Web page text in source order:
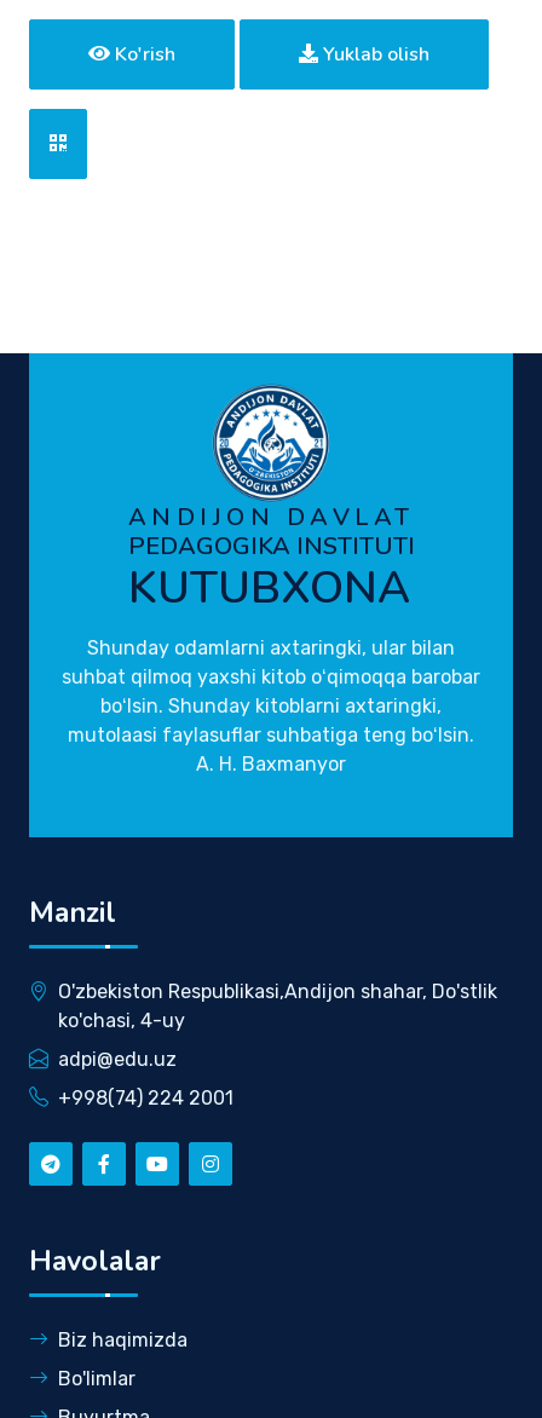
Ko'rish Yuklab olish
ANDIJON DAVLAT
PEDAGOGIKA INSTITUTI
KUTUBXONA
Shunday odamlarni axtaringki, ular bilan
suhbat qilmoq yaxshi kitob oʻqimoqqa barobar
boʻlsin. Shunday kitoblarni axtaringki,
mutolaasi faylasuflar suhbatiga teng boʻlsin.
A. H. Baxmanyor
Manzil
O'zbekiston Respublikasi,Andijon shahar, Do'stlik
ko'chasi, 4-uy
adpi@edu.uz
+998(74) 224 2001
Havolalar
Biz haqimizda
Bo'limlar